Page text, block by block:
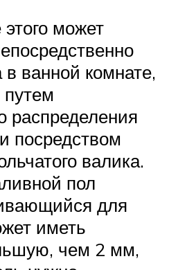
может
в ванной комнате,
путем
распределения
посредством
валика.
пол
для
иметь
чем 2 мм,